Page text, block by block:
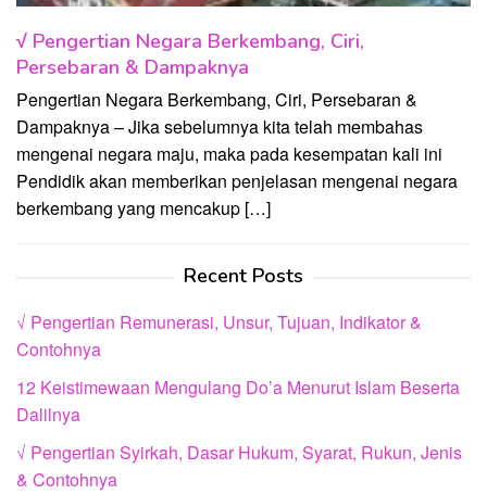
√ Pengertian Negara Berkembang, Ciri,
Persebaran & Dampaknya
Pengertian Negara Berkembang, Ciri, Persebaran &
Dampaknya – Jika sebelumnya kita telah membahas
mengenai negara maju, maka pada kesempatan kali ini
Pendidik akan memberikan penjelasan mengenai negara
berkembang yang mencakup […]
Recent Posts
√ Pengertian Remunerasi, Unsur, Tujuan, Indikator &
Contohnya
12 Keistimewaan Mengulang Do’a Menurut Islam Beserta
Dalilnya
√ Pengertian Syirkah, Dasar Hukum, Syarat, Rukun, Jenis
& Contohnya